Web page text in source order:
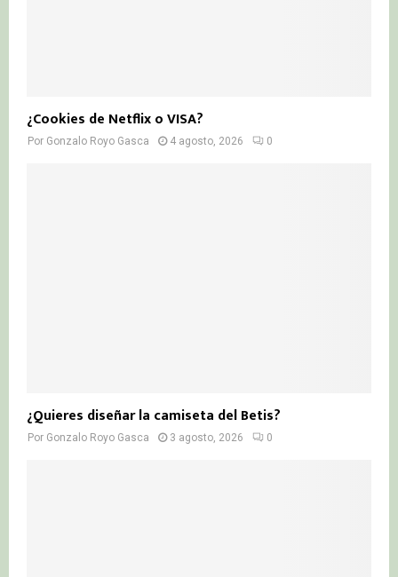
¿Cookies de Netflix o VISA?
Por Gonzalo Royo Gasca 4 agosto, 2026 0
¿Quieres diseñar la camiseta del Betis?
Por Gonzalo Royo Gasca 3 agosto, 2026 0